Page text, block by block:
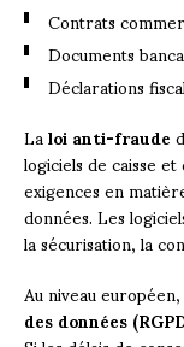
Contrats
Documents
Déclarations
Laloi anti-fraude
logiciels de caisse
exigences en
données. Les
la sécurisation, la
Au niveau
des données